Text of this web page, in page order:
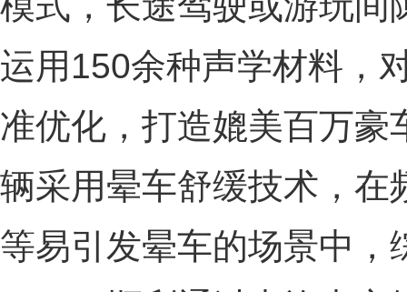
运用150余种声学材料，
准优化，打造媲美百万豪
辆采用晕车舒缓技术，在
等易引发晕车的场景中，